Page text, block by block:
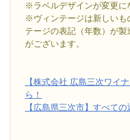
※ラベルデザインが変更に
※ヴィンテージは新しいも
テージの表記（年数）が
がございます。
【株式会社 広島三次ワイ
ら！
【広島県三次市】すべての